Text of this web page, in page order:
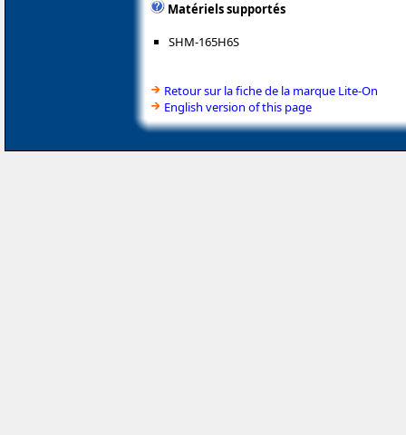
Matériels supportés
SHM-165H6S
Retour sur la fiche de la marque Lite-On
English version of this page